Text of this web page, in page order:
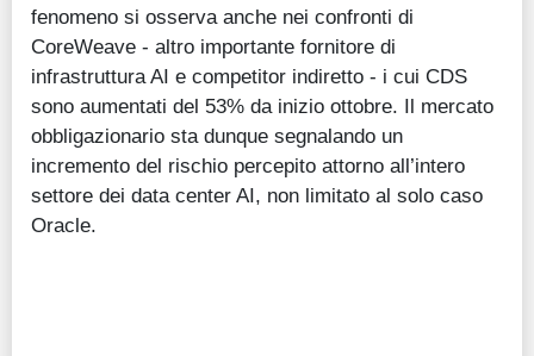
fenomeno si osserva anche nei confronti di
CoreWeave - altro importante fornitore di
infrastruttura AI e competitor indiretto - i cui CDS
sono aumentati del 53% da inizio ottobre. Il mercato
obbligazionario sta dunque segnalando un
incremento del rischio percepito attorno all’intero
settore dei data center AI, non limitato al solo caso
Oracle.